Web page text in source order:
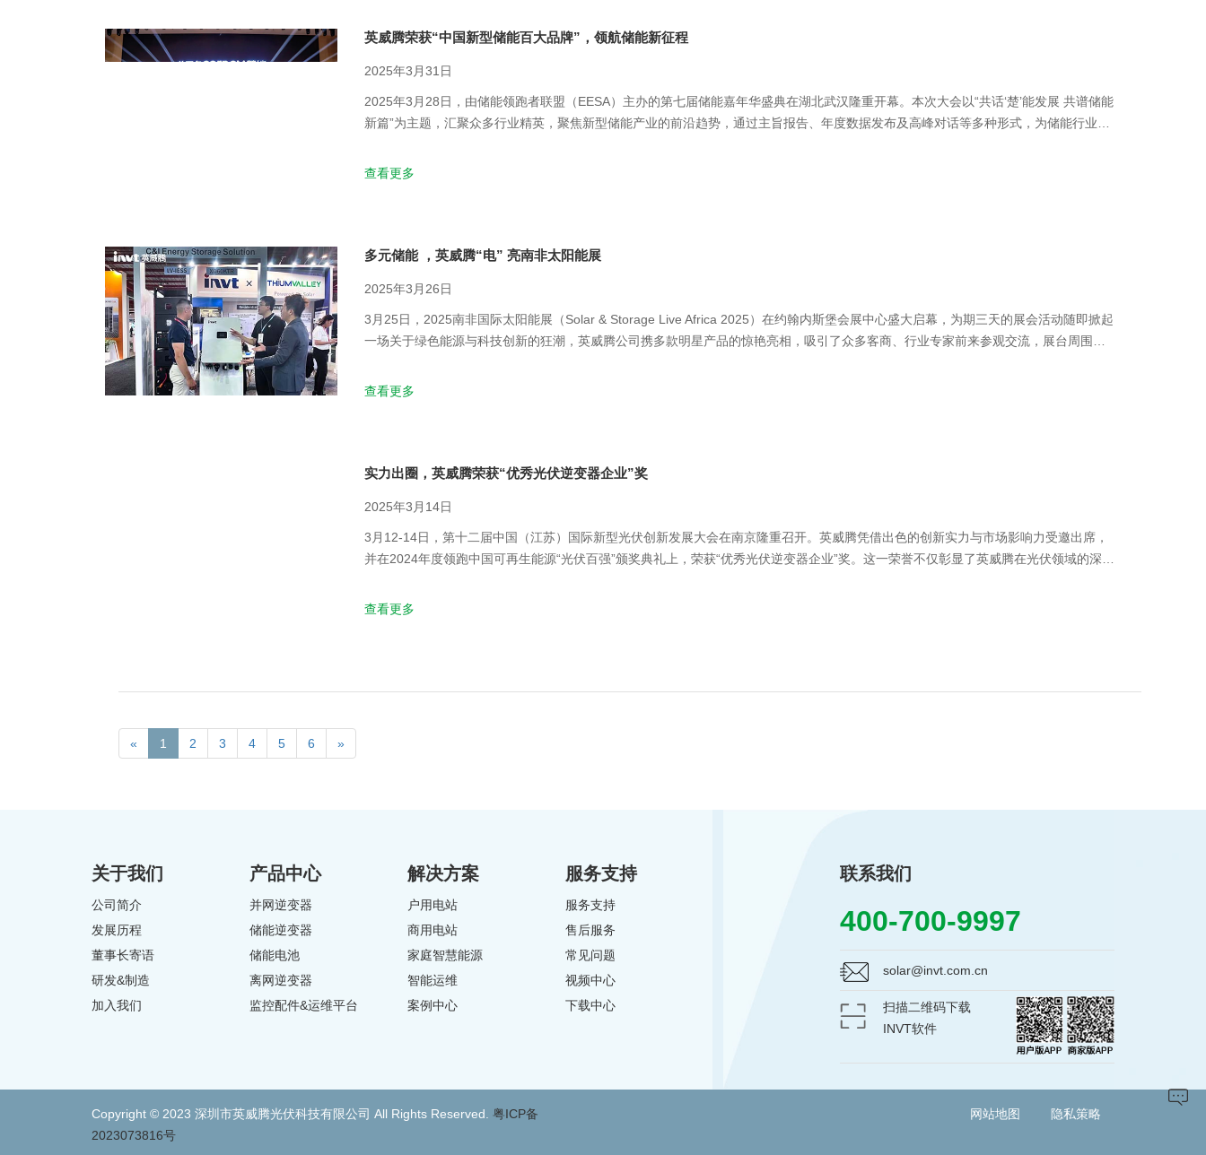
英威腾荣获“中国新型储能百大品牌”，领航储能新征程
2025年3月31日
2025年3月28日，由储能领跑者联盟（EESA）主办的第七届储能嘉年华盛典在湖北武汉隆重开幕。本次大会以“共话‘楚’能发展 共谱储能
新篇”为主题，汇聚众多行业精英，聚焦新型储能产业的前沿趋势，通过主旨报告、年度数据发布及高峰对话等多种形式，为储能行业的
查看更多
多元储能 ，英威腾“电” 亮南非太阳能展
2025年3月26日
3月25日，2025南非国际太阳能展（Solar & Storage Live Africa 2025）在约翰内斯堡会展中心盛大启幕，为期三天的展会活动随即掀起
一场关于绿色能源与科技创新的狂潮，英威腾公司携多款明星产品的惊艳亮相，吸引了众多客商、行业专家前来参观交流，展台周围人
查看更多
实力出圈，英威腾荣获“优秀光伏逆变器企业”奖
2025年3月14日
3月12-14日，第十二届中国（江苏）国际新型光伏创新发展大会在南京隆重召开。英威腾凭借出色的创新实力与市场影响力受邀出席，
并在2024年度领跑中国可再生能源“光伏百强”颁奖典礼上，荣获“优秀光伏逆变器企业”奖。这一荣誉不仅彰显了英威腾在光伏领域的深厚
查看更多
« 1 2 3 4 5 6 »
关于我们
公司简介
发展历程
董事长寄语
研发&制造
加入我们
产品中心
并网逆变器
储能逆变器
储能电池
离网逆变器
监控配件&运维平台
解决方案
户用电站
商用电站
家庭智慧能源
智能运维
案例中心
服务支持
服务支持
售后服务
常见问题
视频中心
下载中心
联系我们
400-700-9997
solar@invt.com.cn
扫描二维码下载
INVT软件
Copyright © 2023 深圳市英威腾光伏科技有限公司 All Rights Reserved. 粤ICP备
2023073816号
网站地图 隐私策略